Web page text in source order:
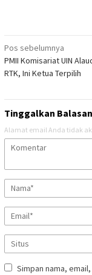
Navigasi
pos
Pos sebelumnya
PMII Komisariat UIN
RTK, Ini Ketua Terpilih
Tinggalkan Balasan
Alamat email Anda tidak
Simpan nama,